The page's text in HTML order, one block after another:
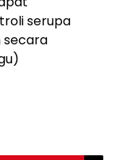
serupa
secara